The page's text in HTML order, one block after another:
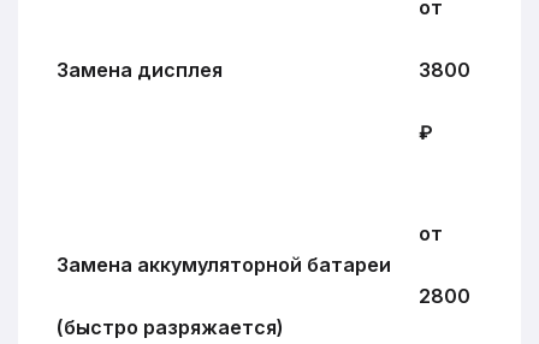
Замена дисплея
от
3800
₽
Замена аккумуляторной батареи
(быстро разряжается)
от
2800